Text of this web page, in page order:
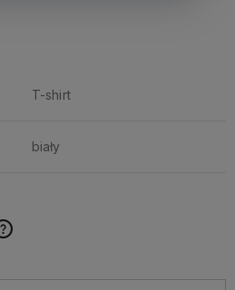
T-shirt
biały
się do Paczkomatu nie
Koszty wysyłki dla przesyłek